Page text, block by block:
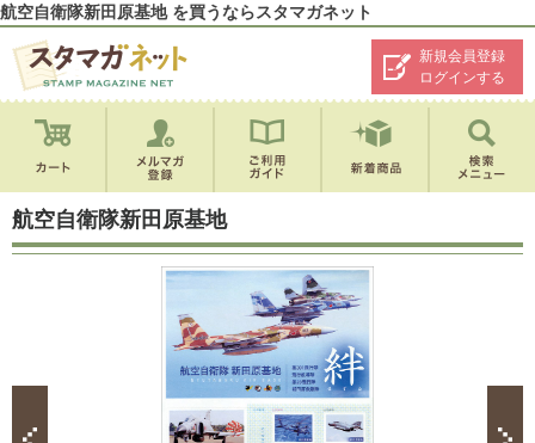
航空自衛隊新田原基地 を買うならスタマガネット
新規会員登録
ログインする
航空自衛隊新田原基地